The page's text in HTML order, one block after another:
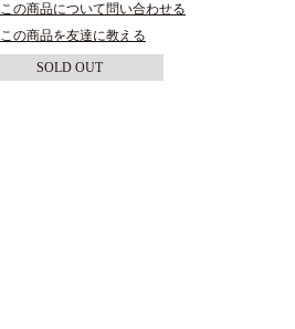
この商品について問い合わせる
この商品を友達に教える
SOLD OUT